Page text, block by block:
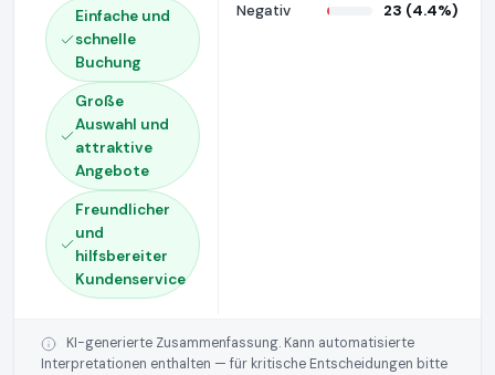
Einfache und
schnelle
Buchung
Große
Auswahl und
attraktive
Angebote
Freundlicher
und
hilfsbereiter
Kundenservice
Negativ
23 (4.4%)
KI-generierte Zusammenfassung. Kann automatisierte
Interpretationen enthalten — für kritische Entscheidungen bitte